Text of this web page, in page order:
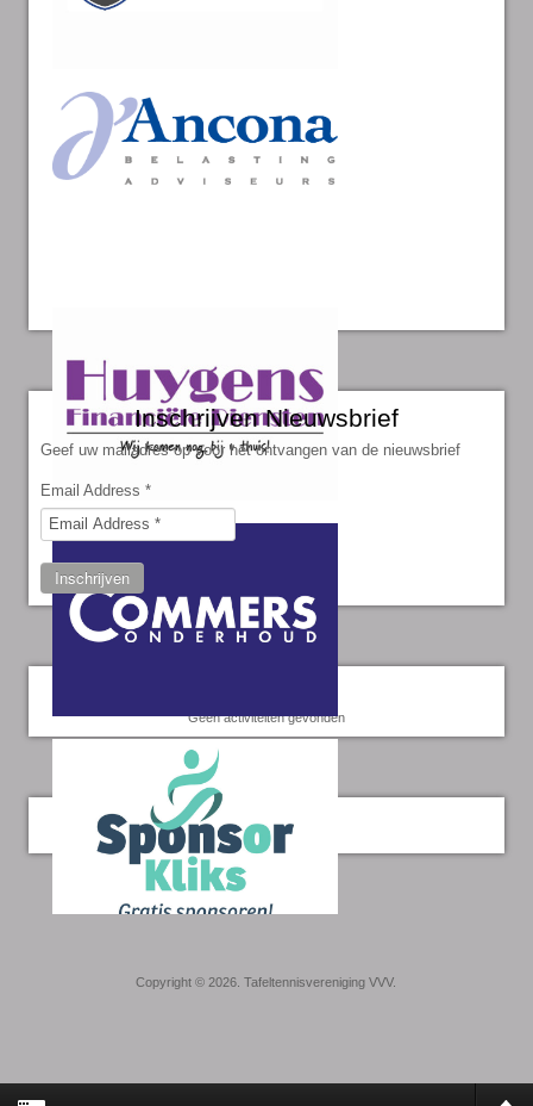
Inschrijven Nieuwsbrief
Geef uw mailadres op voor het ontvangen van de nieuwsbrief
Email Address *
Inschrijven
Geen activiteiten gevonden
Twitter
Copyright © 2026. Tafeltennisvereniging VVV.